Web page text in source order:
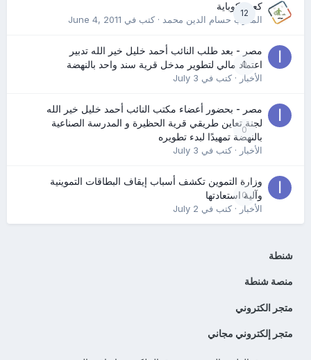
12
كعب كوباية
المدرب حسام الدين محمد· كتب في June 4, 2011
0
مصر - بعد طلب النائب أحمد خليل خير الله تدبير
اعتماد مالي لتطوير مدخل قرية سند واحد بالنهضة
الأخبار· كتب في July 3
0
مصر - بحضور أعضاء مكتب النائب أحمد خليل خير الله
لجنة تعاين طريقي قرية الحظيرة و المدرسة الصناعية
بالنهضة تمهيدًا لبدء تطويره
الأخبار· كتب في July 3
0
وزارة التموين تكشف أسباب إيقاف البطاقات التموينية
وآلية استعادتها
الأخبار· كتب في July 2
شنطة
منصة شنطة
متجر الكتروني
متجر إلكتروني مجاني